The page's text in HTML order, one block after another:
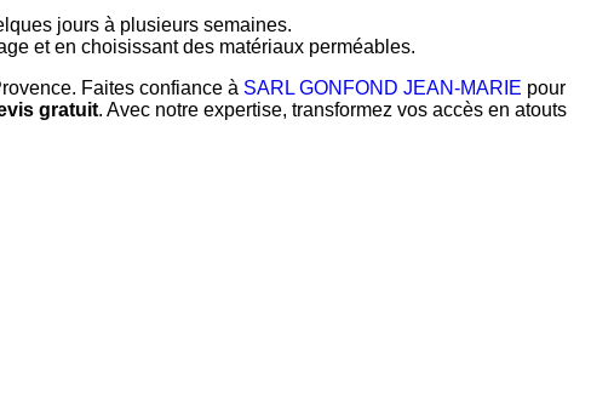
jours à plusieurs semaines.
et en choisissant des matériaux perméables.
Faites confiance à SARL GONFOND JEAN-MARIE pour
gratuit. Avec notre expertise, transformez vos accès en atouts